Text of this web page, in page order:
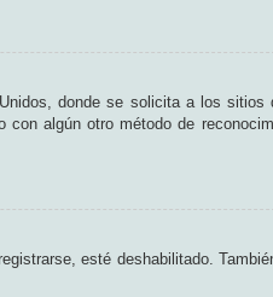
donde se solicita a los
algún otro método de
esté deshabilitado.